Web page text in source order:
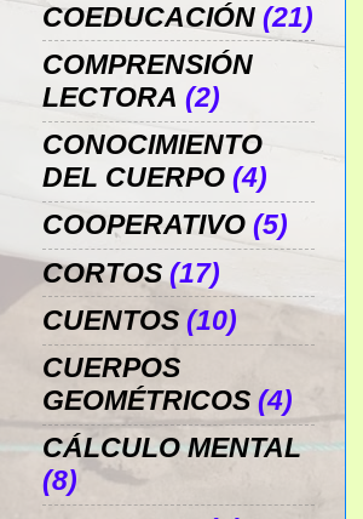
COEDUCACIÓN (21)
COMPRENSIÓN
LECTORA (2)
CONOCIMIENTO
DEL CUERPO (4)
COOPERATIVO (5)
CORTOS (17)
CUENTOS (10)
CUERPOS
GEOMÉTRICOS (4)
CÁLCULO MENTAL
(8)